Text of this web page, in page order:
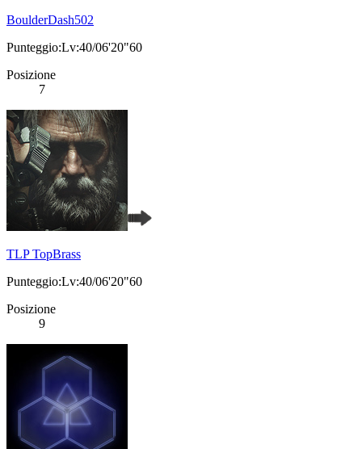
BoulderDash502
Punteggio:Lv:40/06'20"60
Posizione
7
TLP TopBrass
Punteggio:Lv:40/06'20"60
Posizione
9